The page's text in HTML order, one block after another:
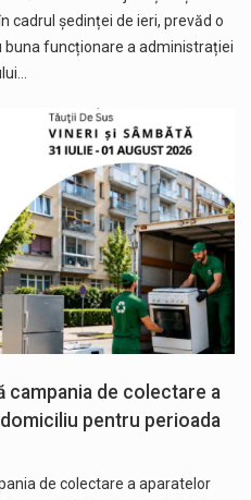
cadrul ședinței de ieri, prevăd o
funcționare a administrației
campania de colectare a
pentru perioada
de colectare a aparatelor